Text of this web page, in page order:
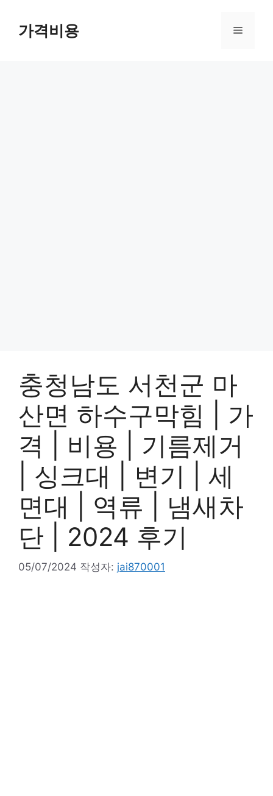
가격비용 메
충청남도 서천군 마
산면 하수구막힘 | 가
격 | 비용 | 기름제거
| 싱크대 | 변기 | 세
면대 | 역류 | 냄새차
단 | 2024 후기
05/07/2024 작성자: jai870001